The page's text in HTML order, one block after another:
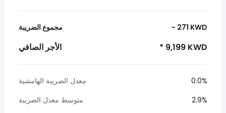
مجموع الضريبة - 271 KWD
الأجر الصافي * 9,199 KWD
معدل الضريبة الهامشية
0.0%
متوسط معدل الضريبة
2.9%